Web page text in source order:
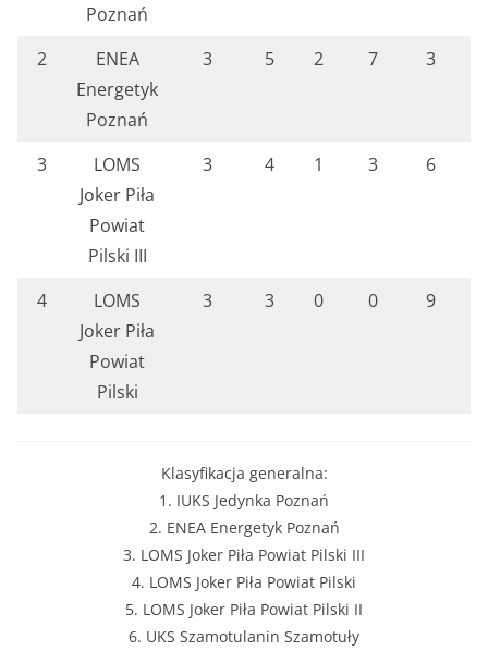
Poznań
2
ENEA
Energetyk
Poznań
3 5 2 7 3
3
LOMS
Joker Piła
Powiat
Pilski III
3 4 1 3 6
4
LOMS
Joker Piła
Powiat
Pilski
3 3 0 0 9
Klasyfikacja generalna:
1. IUKS Jedynka Poznań
2. ENEA Energetyk Poznań
3. LOMS Joker Piła Powiat Pilski III
4. LOMS Joker Piła Powiat Pilski
5. LOMS Joker Piła Powiat Pilski II
6. UKS Szamotulanin Szamotuły